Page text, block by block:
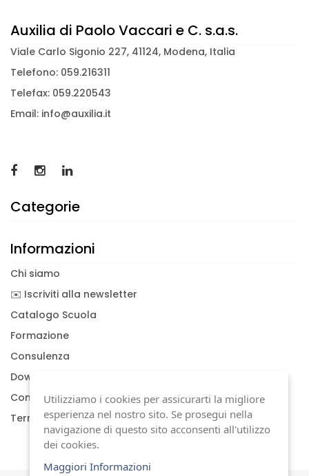
Auxilia di Paolo Vaccari e C. s.a.s.
Viale Carlo Sigonio 227, 41124, Modena, Italia
Telefono: 059.216311
Telefax: 059.220543
Email: info@auxilia.it
Categorie
Informazioni
Chi siamo
✉️ Iscriviti alla newsletter
Catalogo Scuola
Formazione
Consulenza
Download documenti
Condizioni generali
Termini di garanzia
Utilizziamo i cookies per assicurarti la migliore
esperienza nel nostro sito. Se prosegui nella
navigazione di questo sito acconsenti all'utilizzo
dei cookies.
Maggiori Informazioni